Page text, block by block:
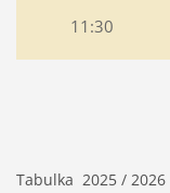
11:30
Tabulka 2025 / 2026